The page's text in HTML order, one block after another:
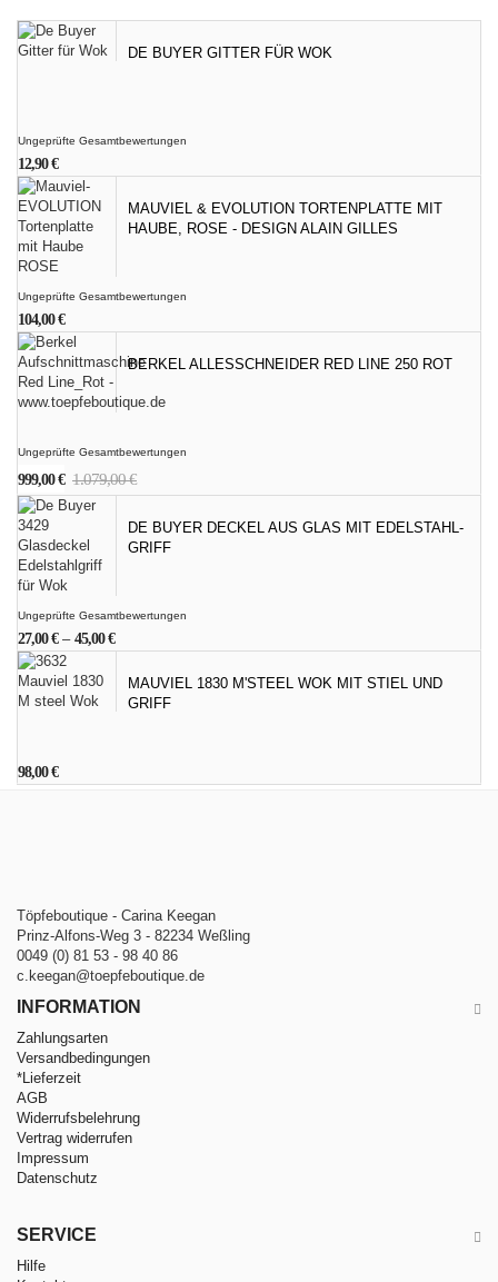
DE BUYER GITTER FÜR WOK
Ungeprüfte Gesamtbewertungen
12,90€
MAUVIEL & EVOLUTION TORTENPLATTE MIT
HAUBE, ROSE - DESIGN ALAIN GILLES
Ungeprüfte Gesamtbewertungen
104,00€
BERKEL ALLESSCHNEIDER RED LINE 250 ROT
Ungeprüfte Gesamtbewertungen
1.079,00€Ursprünglicher
Preis
1.079,00 €
999,00€
Aktueller
Preis
999,00 €.
DE BUYER DECKEL AUS GLAS MIT EDELSTAHL-
GRIFF
Ungeprüfte Gesamtbewertungen
27,00€– 45,00€
MAUVIEL 1830 M'STEEL WOK MIT STIEL UND
GRIFF
98,00€
Töpfeboutique - Carina Keegan
Prinz-Alfons-Weg 3 - 82234 Weßling
0049 (0) 81 53 - 98 40 86
c.keegan@toepfeboutique.de
INFORMATION
Zahlungsarten
Versandbedingungen
*Lieferzeit
AGB
Widerrufsbelehrung
Vertrag widerrufen
Impressum
Datenschutz
SERVICE
Hilfe